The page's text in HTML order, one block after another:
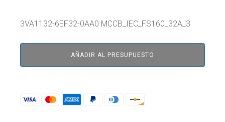
3VA1132-6EF32-0AA0 MCCB_IEC_FS160_32A_3
AÑADIR AL PRESUPUESTO